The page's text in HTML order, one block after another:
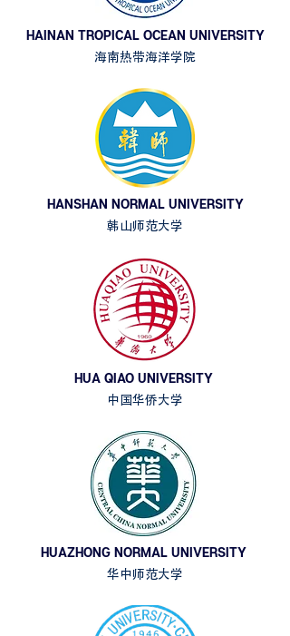
HAINAN TROPICAL OCEAN UNIVERSITY
海南热带海洋学院
HANSHAN NORMAL UNIVERSITY
韩山师范大学
HUA QIAO UNIVERSITY
中国华侨大学
HUAZHONG NORMAL UNIVERSITY
华中师范大学